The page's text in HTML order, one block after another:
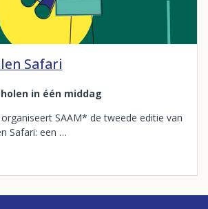
Safari
in één middag
SAAM* de tweede editie van
Safari: een …